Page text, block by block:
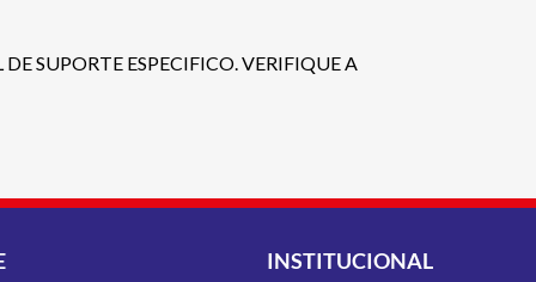
SUPORTE ESPECIFICO. VERIFIQUE A
INSTITUCIONAL